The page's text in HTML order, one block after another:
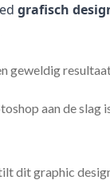
grafisch
geweldig
aan de slag
dit graphic